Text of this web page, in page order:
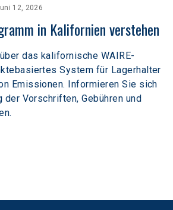
12, 2026
in Kalifornien verstehen
das kalifornische WAIRE-
System für Lagerhalter
Emissionen. Informieren Sie sich
der Vorschriften, Gebühren und